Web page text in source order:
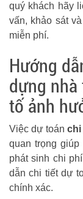
quý khách hãy
vấn, khảo sát
miễn phí.
Hướng
dựng nhà
tố ảnh
Việc dự toánchi
quan trọng giúp
phát sinh chi
dẫn chi tiết dự
chính xác.